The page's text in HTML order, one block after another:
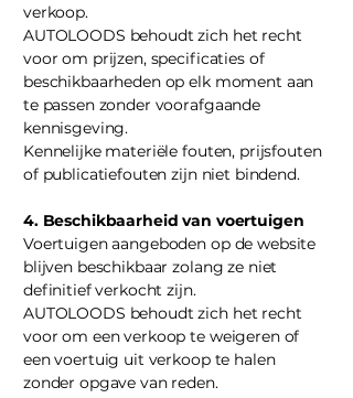
verkoop.
AUTOLOODS behoudt zich het recht
voor om prijzen, specificaties of
beschikbaarheden op elk moment aan
te passen zonder voorafgaande
kennisgeving.
Kennelijke materiële fouten, prijsfouten
of publicatiefouten zijn niet bindend.
4. Beschikbaarheid van voertuigen
Voertuigen aangeboden op de website
blijven beschikbaar zolang ze niet
definitief verkocht zijn.
AUTOLOODS behoudt zich het recht
voor om een verkoop te weigeren of
een voertuig uit verkoop te halen
zonder opgave van reden.